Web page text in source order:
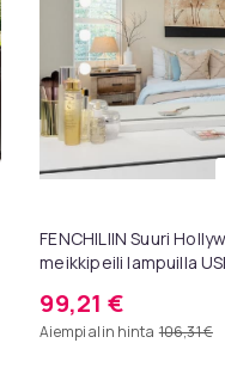
Konsolipöytä,
FENCHILIIN Suuri
meikkipeili lampuilla
99,21 €
Aiempi alin hinta 106,31 €